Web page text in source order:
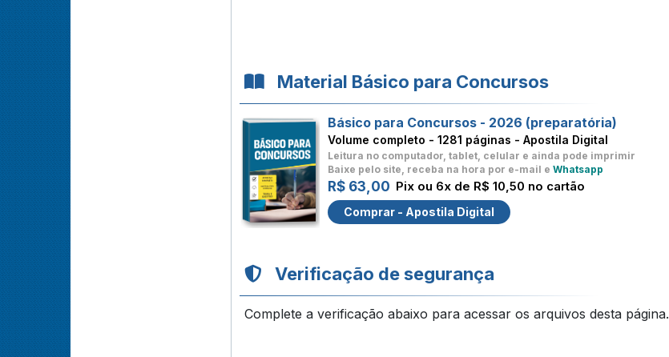
Material Básico para Concursos
Básico para Concursos - 2026 (preparatória)
Volume completo - 1281 páginas - Apostila Digital
Leitura no computador, tablet, celular e ainda pode imprimir
Baixe pelo site, receba na hora por e-mail e Whatsapp
R$ 63,00 Pix ou 6x de R$ 10,50 no cartão
Comprar - Apostila Digital
Verificação de segurança
Complete a verificação abaixo para acessar os arquivos desta página.